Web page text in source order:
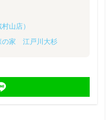
山店）
の家 江戸川大杉